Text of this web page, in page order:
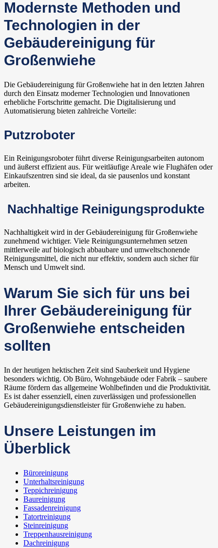
Modernste Methoden und
Technologien in der
Gebäudereinigung für
Großenwiehe
Die Gebäudereinigung für Großenwiehe hat in den letzten Jahren
durch den Einsatz moderner Technologien und Innovationen
erhebliche Fortschritte gemacht. Die Digitalisierung und
Automatisierung bieten zahlreiche Vorteile:
Putzroboter
Ein Reinigungsroboter führt diverse Reinigungsarbeiten autonom
und äußerst effizient aus. Für weitläufige Areale wie Flughäfen oder
Einkaufszentren sind sie ideal, da sie pausenlos und konstant
arbeiten.
Nachhaltige Reinigungsprodukte
Nachhaltigkeit wird in der Gebäudereinigung für Großenwiehe
zunehmend wichtiger. Viele Reinigungsunternehmen setzen
mittlerweile auf biologisch abbaubare und umweltschonende
Reinigungsmittel, die nicht nur effektiv, sondern auch sicher für
Mensch und Umwelt sind.
Warum Sie sich für uns bei
Ihrer Gebäudereinigung für
Großenwiehe entscheiden
sollten
In der heutigen hektischen Zeit sind Sauberkeit und Hygiene
besonders wichtig. Ob Büro, Wohngebäude oder Fabrik – saubere
Räume fördern das allgemeine Wohlbefinden und die Produktivität.
Es ist daher essenziell, einen zuverlässigen und professionellen
Gebäudereinigungsdienstleister für Großenwiehe zu haben.
Unsere Leistungen im
Überblick
Büroreinigung
Unterhaltsreinigung
Teppichreinigung
Baureinigung
Fassadenreinigung
Tatortreinigung
Steinreinigung
Treppenhausreinigung
Dachreinigung